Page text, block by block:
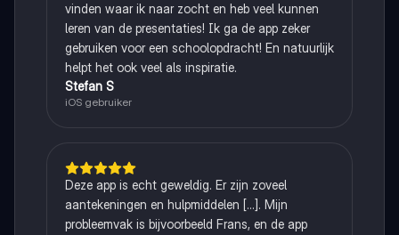
vinden waar ik naar zocht en heb veel kunnen
leren van de presentaties! Ik ga de app zeker
gebruiken voor een schoolopdracht! En natuurlijk
helpt het ook veel als inspiratie.
Stefan S
iOS gebruiker
Deze app is echt geweldig. Er zijn zoveel
aantekeningen en hulpmiddelen [...]. Mijn
probleemvak is bijvoorbeeld Frans, en de app